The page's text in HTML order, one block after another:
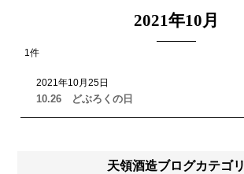
2021年10月
1件
2021年10月25日
10.26 どぶろくの日
天領酒造ブログカテゴリ